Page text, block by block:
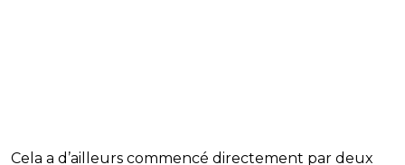
Cela a d’ailleurs commencé directement par deux